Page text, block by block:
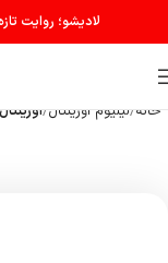
لادیشو؛ روایت
خانه لیلیوم اورینتال